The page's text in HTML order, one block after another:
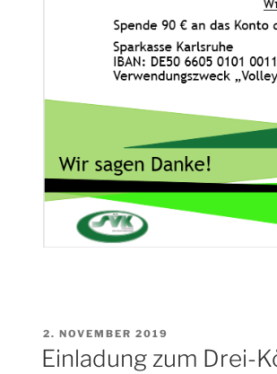
VERÖFFENTLICHT
AM
2. NOVEMBER 2019
Einladung zum Drei-